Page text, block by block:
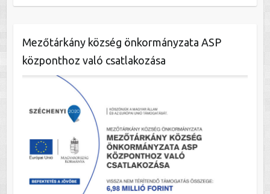
Mezőtárkány község önkormányzata ASP
központhoz való csatlakozása